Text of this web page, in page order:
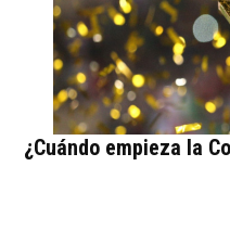
¿Cuándo empieza la